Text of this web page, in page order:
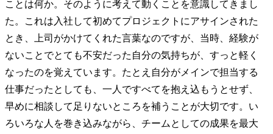
ことは何か。そのように考えて動くことを意識してきまし
た。これは入社して初めてプロジェクトにアサインされた
とき、上司がかけてくれた言葉なのですが、当時、経験が
ないことでとても不安だった自分の気持ちが、すっと軽く
なったのを覚えています。たとえ自分がメインで担当する
仕事だったとしても、一人ですべてを抱え込もうとせず、
早めに相談して足りないところを補うことが大切です。い
ろいろな人を巻き込みながら、チームとしての成果を最大